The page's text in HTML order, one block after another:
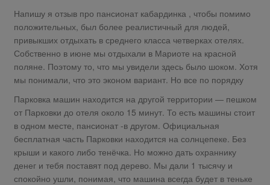
Напишу я отзыв про пансионат кабардинка , чтобы помимо
положительных, был более реалистичный для людей,
привыкших отдыхать в среднего класса четверках отелях.
Собственно в июне мы отдыхали в Мариоте на красной
поляне. Поэтому то, что мы увидели здесь было шоком. Хотя
мы понимали, что это эконом вариант. Но все по порядку
Парковка машин находится на другой территории — пешком
от Парковки до отеля около 15 минут. То есть машины стоит
в одном месте, пансионат -в другом. Официальная
бесплатная часть Парковки находится на солнцепеке. Без
крыши и какого либо тенёчка. Но можно дать охраннику
денег и тебя поставят под дерево. Мы дали 1 тысячу и
спокойно ушли, понимая, что машина всегда будет в теньке